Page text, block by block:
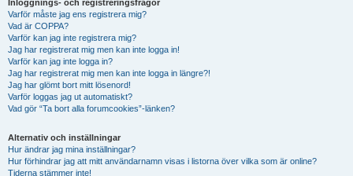
Inloggnings- och registreringsfrågor
Varför måste jag ens registrera mig?
Vad är COPPA?
Varför kan jag inte registrera mig?
Jag har registrerat mig men kan inte logga in!
Varför kan jag inte logga in?
Jag har registrerat mig men kan inte logga in längre?!
Jag har glömt bort mitt lösenord!
Varför loggas jag ut automatiskt?
Vad gör “Ta bort alla forumcookies”-länken?
Alternativ och inställningar
Hur ändrar jag mina inställningar?
Hur förhindrar jag att mitt användarnamn visas i listorna över vilka som är online?
Tiderna stämmer inte!